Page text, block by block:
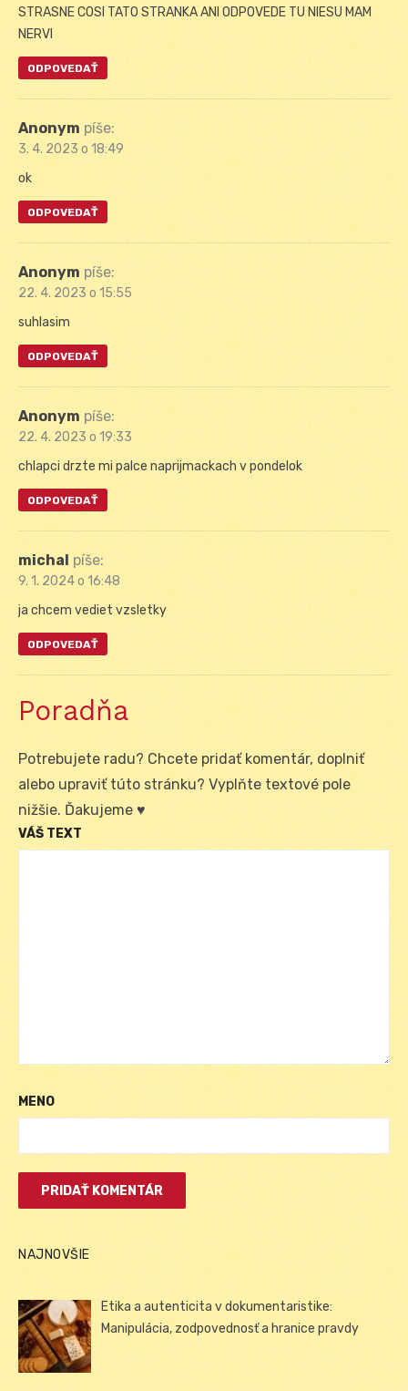
STRASNE COSI TATO STRANKA ANI ODPOVEDE TU NIESU MAM
NERVI
ODPOVEDAŤ
Anonym píše:
3. 4. 2023 o 18:49
ok
ODPOVEDAŤ
Anonym píše:
22. 4. 2023 o 15:55
suhlasim
ODPOVEDAŤ
Anonym píše:
22. 4. 2023 o 19:33
chlapci drzte mi palce naprijmackach v pondelok
ODPOVEDAŤ
michal píše:
9. 1. 2024 o 16:48
ja chcem vediet vzsletky
ODPOVEDAŤ
Poradňa
Potrebujete radu? Chcete pridať komentár, doplniť
alebo upraviť túto stránku? Vyplňte textové pole
nižšie. Ďakujeme ♥
VÁŠ TEXT
MENO
NAJNOVŠIE
Etika a autenticita v dokumentaristike:
Manipulácia, zodpovednosť a hranice pravdy